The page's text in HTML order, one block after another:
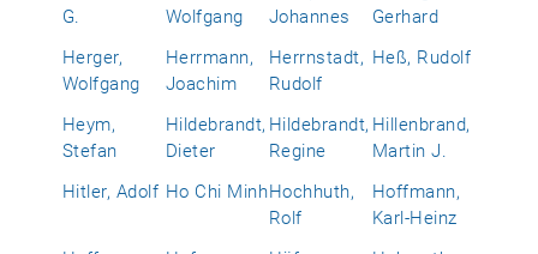
G.
Wolfgang
Johannes
Gerhard
Herger,
Wolfgang
Herrmann,
Joachim
Herrnstadt,
Rudolf
Heß, Rudolf
Heym,
Stefan
Hildebrandt,
Dieter
Hildebrandt,
Regine
Hillenbrand,
Martin J.
Hitler, Adolf Ho Chi MinhHochhuth,
Rolf
Hoffmann,
Karl-Heinz